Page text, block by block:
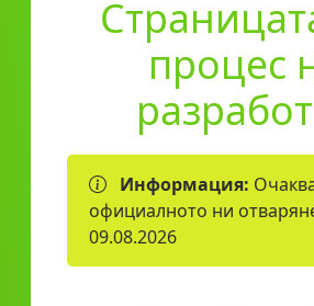
процес
Информация:
официалното ни
09.08.2026